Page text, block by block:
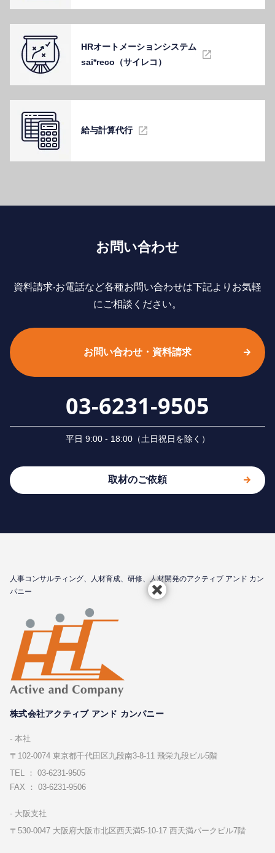
HRオートメーションシステム
sai*reco（サイレコ）
給与計算代⾏
お問い合わせ
資料請求‧お電話など各種お問い合わせは下記よりお気軽
にご相談ください。
お問い合わせ・資料請求
03-6231-9505
平⽇ 9:00 - 18:00（⼟⽇祝⽇を除く）
取材のご依頼
⼈事コンサルティング、⼈材育成、研修、⼈材開発のアクティブ アンド カン
パニー
株式会社アクティブ アンド カンパニー
本社
〒102-0074 東京都千代⽥区九段南3-8-11 飛栄九段ビル5階
TEL ： 03-6231-9505
FAX ： 03-6231-9506
⼤阪⽀社
〒530-0047 ⼤阪府⼤阪市北区⻄天満5-10-17 ⻄天満パークビル7階